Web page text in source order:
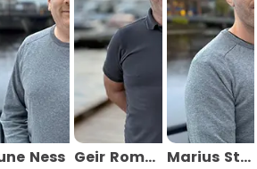
Ness Geir
Romslo
Marius
Stølen